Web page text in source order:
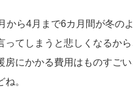
から4月まで6カ月間が冬の
ってしまうと悲しくなるか
にかかる費用はものすご
。